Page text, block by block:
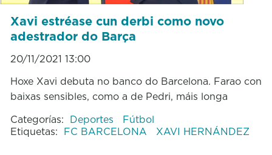
Xavi estréase cun derbi como novo
adestrador do Barça
20/11/2021 13:00
Hoxe Xavi debuta no banco do Barcelona. Farao con
baixas sensibles, como a de Pedri, máis longa
Categorías: Deportes
Fútbol
Etiquetas: FC BARCELONA XAVI HERNÁNDEZ